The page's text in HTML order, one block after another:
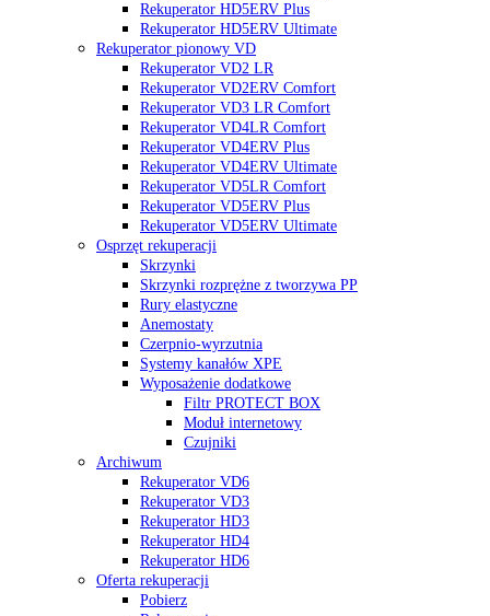
Rekuperator HD5ERV Plus
Rekuperator HD5ERV Ultimate
Rekuperator pionowy VD
Rekuperator VD2 LR
Rekuperator VD2ERV Comfort
Rekuperator VD3 LR Comfort
Rekuperator VD4LR Comfort
Rekuperator VD4ERV Plus
Rekuperator VD4ERV Ultimate
Rekuperator VD5LR Comfort
Rekuperator VD5ERV Plus
Rekuperator VD5ERV Ultimate
Osprzęt rekuperacji
Skrzynki
Skrzynki rozprężne z tworzywa PP
Rury elastyczne
Anemostaty
Czerpnio-wyrzutnia
Systemy kanałów XPE
Wyposażenie dodatkowe
Filtr PROTECT BOX
Moduł internetowy
Czujniki
Archiwum
Rekuperator VD6
Rekuperator VD3
Rekuperator HD3
Rekuperator HD4
Rekuperator HD6
Oferta rekuperacji
Pobierz